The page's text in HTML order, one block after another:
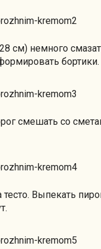
см) немного
бортики.
смешать со
Выпекать